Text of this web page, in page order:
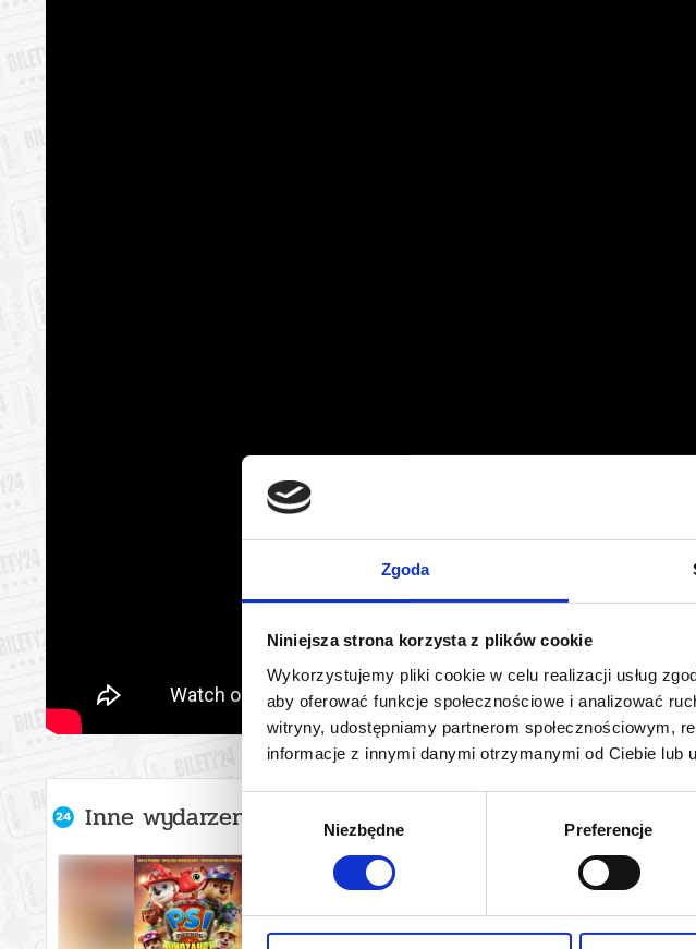
Zgoda
Niniejsza strona korzysta z plików cookie
Wykorzystujemy pliki cookie w celu realizacji usług
aby oferować funkcje społecznościowe i analizować
witryny, udostępniamy partnerom społecznościowym,
informacje z innymi danymi otrzymanymi od Ciebie lub
Niezbędne Preferencje
Inne wydarzenia organizatora